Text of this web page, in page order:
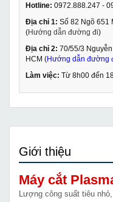
Hotline: 0972.888.247 -
Địa chỉ 1: Số 82 Ngõ 651
(Hướng dẫn đường đi)
Địa chỉ 2: 70/55/3 Nguyễn
HCM (Hướng dẫn đường
Làm việc: Từ 8h00 đến
Giới thiệu
Máy cắt
Lượng công suất tiêu